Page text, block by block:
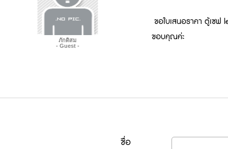
ภักดิสม
- Guest -
ขอใบเสนอราคา ตู้เซฟ
ขอบคุณค่ะ
ชื่อ